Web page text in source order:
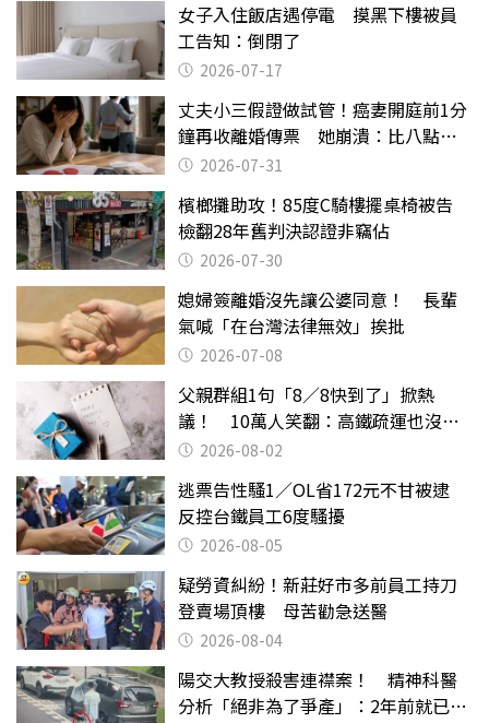
女子入住飯店遇停電 摸黑下樓被員
工告知：倒閉了
2026-07-17
丈夫小三假證做試管！癌妻開庭前1分
鐘再收離婚傳票 她崩潰：比八點檔
還扯2026-07-31
檳榔攤助攻！85度C騎樓擺桌椅被告
檢翻28年舊判決認證非竊佔
2026-07-30
媳婦簽離婚沒先讓公婆同意！ 長輩
氣喊「在台灣法律無效」挨批
2026-07-08
父親群組1句「8／8快到了」掀熱
議！ 10萬人笑翻：高鐵疏運也沒列
父親節
2026-08-02
逃票告性騷1／OL省172元不甘被逮
反控台鐵員工6度騷擾
2026-08-05
疑勞資糾紛！新莊好市多前員工持刀
登賣場頂樓 母苦勸急送醫
2026-08-04
陽交大教授殺害連襟案！ 精神科醫
分析「絕非為了爭產」：2年前就已言